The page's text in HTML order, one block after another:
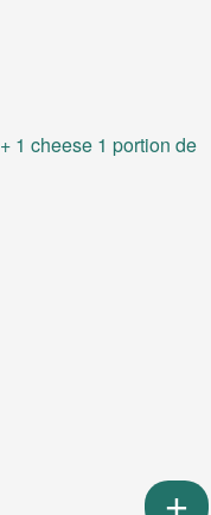
1 cheese 1 portion de